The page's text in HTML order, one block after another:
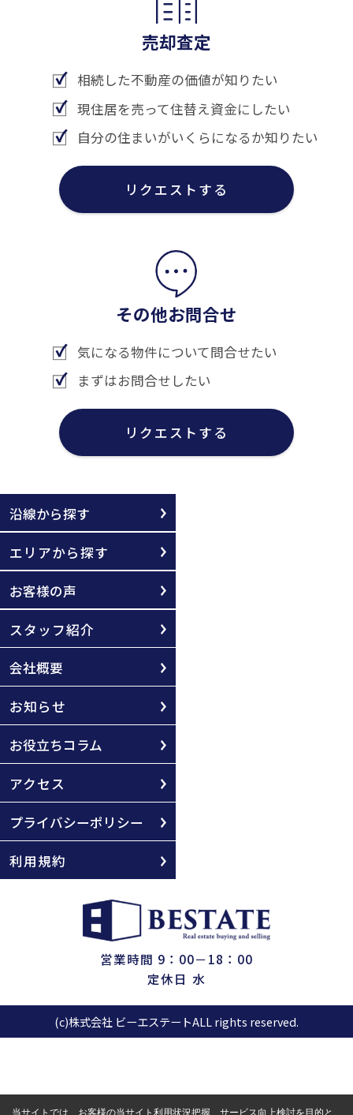
売却査定
相続した不動産の価値が知りたい
現住居を売って住替え資金にしたい
自分の住まいがいくらになるか知りたい
リクエストする
その他お問合せ
気になる物件について問合せたい
まずはお問合せしたい
リクエストする
沿線から探す
エリアから探す
お客様の声
スタッフ紹介
会社概要
お知らせ
お役立ちコラム
アクセス
プライバシーポリシー
利用規約
営業時間 9：00－18：00
定休日 水
(c)株式会社 ビーエステートALL rights reserved.
当サイトでは、お客様の当サイト利用状況把握、サービス向上検討を目的と